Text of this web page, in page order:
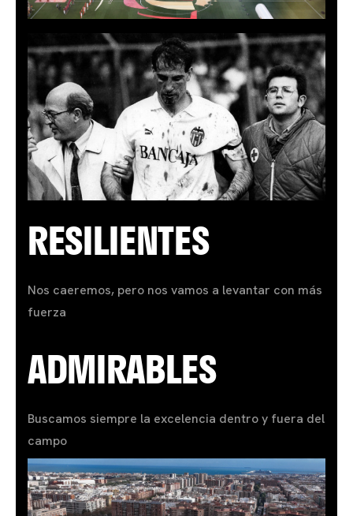
RESILIENTES
Nos caeremos, pero nos vamos a levantar con más
fuerza
ADMIRABLES
Buscamos siempre la excelencia dentro y fuera del
campo